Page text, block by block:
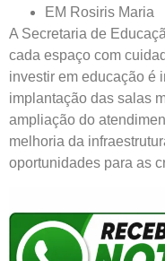
EM Rosiris Maria
A Secretaria de
cada espaço com
investir em educação é
implantação das salas
ampliação do
melhoria da
oportunidades para as